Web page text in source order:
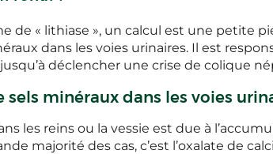
de « lithiase », un calcul est une petite
dans les voies urinaires. Il est
déclencher une crise de colique
minéraux dans les voies
les reins ou la vessie est due à
majorité des cas, c’est l’oxalate de